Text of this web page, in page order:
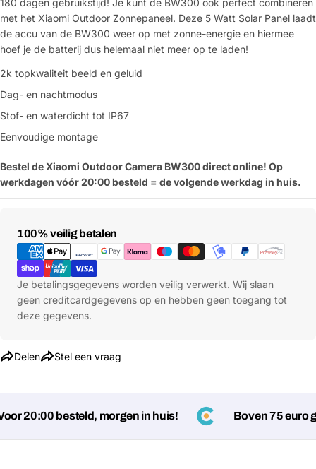
180 dagen gebruikstijd! Je kunt de BW300 ook perfect combineren
met het Xiaomi Outdoor Zonnepaneel. Deze 5 Watt Solar Panel laadt
de accu van de BW300 weer op met zonne-energie en hiermee
hoef je de batterij dus helemaal niet meer op te laden!
2k topkwaliteit beeld en geluid
Dag- en nachtmodus
Stof- en waterdicht tot IP67
Eenvoudige montage
Bestel de Xiaomi Outdoor Camera BW300 direct online! Op
werkdagen vóór 20:00 besteld = de volgende werkdag in huis.
100% veilig betalen
Betaalmethoden
Je betalingsgegevens worden veilig verwerkt. Wij slaan
geen creditcardgegevens op en hebben geen toegang tot
deze gegevens.
Delen
Deel dit product
Delen
Stel een vraag
Stel een vraag
Jouw
email
telefoon
Jouw
bericht
Velden gemarkeerd met * zijn verplicht
20:00 besteld, morgen in huis! Boven 75 euro